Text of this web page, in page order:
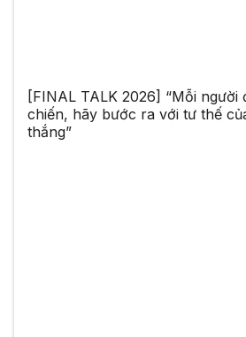
[FINAL TALK 2026] “Mỗi
chiến, hãy bước ra với tư thế
thắng”